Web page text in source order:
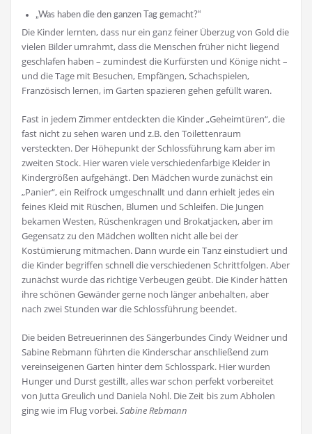
„Was haben die den ganzen Tag gemacht?“
Die Kinder lernten, dass nur ein ganz feiner Überzug von Gold die
vielen Bilder umrahmt, dass die Menschen früher nicht liegend
geschlafen haben – zumindest die Kurfürsten und Könige nicht –
und die Tage mit Besuchen, Empfängen, Schachspielen,
Französisch lernen, im Garten spazieren gehen gefüllt waren.
Fast in jedem Zimmer entdeckten die Kinder „Geheimtüren“, die
fast nicht zu sehen waren und z.B. den Toilettenraum
versteckten. Der Höhepunkt der Schlossführung kam aber im
zweiten Stock. Hier waren viele verschiedenfarbige Kleider in
Kindergrößen aufgehängt. Den Mädchen wurde zunächst ein
„Panier“, ein Reifrock umgeschnallt und dann erhielt jedes ein
feines Kleid mit Rüschen, Blumen und Schleifen. Die Jungen
bekamen Westen, Rüschenkragen und Brokatjacken, aber im
Gegensatz zu den Mädchen wollten nicht alle bei der
Kostümierung mitmachen. Dann wurde ein Tanz einstudiert und
die Kinder begriffen schnell die verschiedenen Schrittfolgen. Aber
zunächst wurde das richtige Verbeugen geübt. Die Kinder hätten
ihre schönen Gewänder gerne noch länger anbehalten, aber
nach zwei Stunden war die Schlossführung beendet.
Die beiden Betreuerinnen des Sängerbundes Cindy Weidner und
Sabine Rebmann führten die Kinderschar anschließend zum
vereinseigenen Garten hinter dem Schlosspark. Hier wurden
Hunger und Durst gestillt, alles war schon perfekt vorbereitet
von Jutta Greulich und Daniela Nohl. Die Zeit bis zum Abholen
ging wie im Flug vorbei.Sabine Rebmann